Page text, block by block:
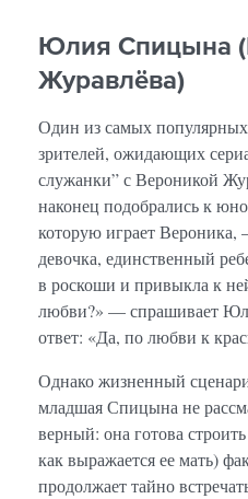
Юлия Спицына
Журавлёва)
Один из самых
зрителей, ожидающих
служанки” с Вероникой
наконец подобрались к
которую играет Вероника,
девочка, единственный
в роскоши и привыкла к
любви?» — спрашивает
ответ: «Да, по любви к
Однако жизненный
младшая Спицына не
верный: она готова
как выражается ее мать)
продолжает тайно